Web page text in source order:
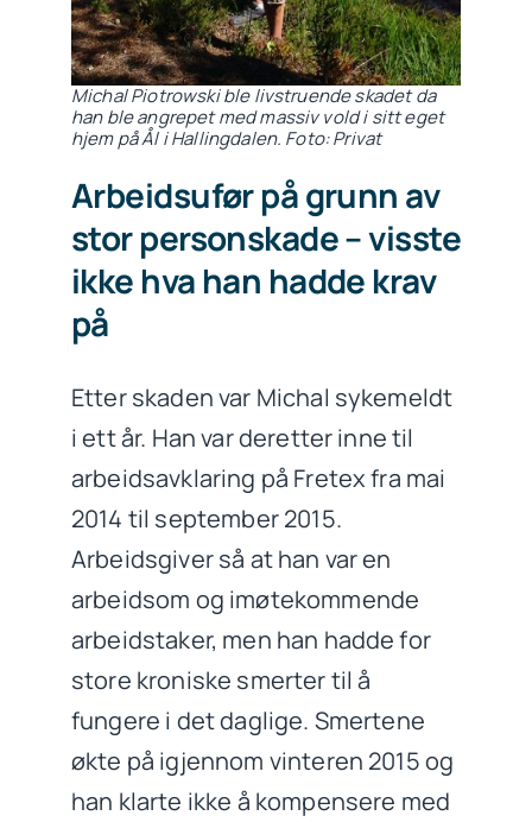
Michal Piotrowski ble livstruende skadet da
han ble angrepet med massiv vold i sitt eget
hjem på Ål i Hallingdalen. Foto: Privat
Arbeidsufør på grunn av
stor personskade – visste
ikke hva han hadde krav
på
Etter skaden var Michal sykemeldt
i ett år. Han var deretter inne til
arbeidsavklaring på Fretex fra mai
2014 til september 2015.
Arbeidsgiver så at han var en
arbeidsom og imøtekommende
arbeidstaker, men han hadde for
store kroniske smerter til å
fungere i det daglige. Smertene
økte på igjennom vinteren 2015 og
han klarte ikke å kompensere med